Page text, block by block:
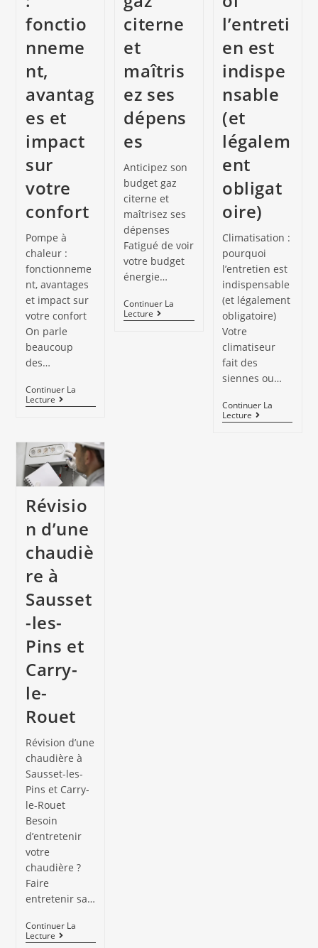
fonctio
nneme
nt,
avantag
es et
impact
sur
votre
confort
Pompe à
chaleur :
fonctionneme
nt, avantages
et impact sur
votre confort
On parle
beaucoup
des…
Continuer La
Lecture
citerne
et
maîtris
ez ses
dépens
es
Anticipez son
budget gaz
citerne et
maîtrisez ses
dépenses
Fatigué de voir
votre budget
énergie…
Continuer La
Lecture
l’entreti
en est
indispe
nsable
(et
légalem
ent
obligat
oire)
Climatisation :
pourquoi
l’entretien est
indispensable
(et légalement
obligatoire)
Votre
climatiseur
fait des
siennes ou…
Continuer La
Lecture
Révisio
n d’une
chaudiè
re à
Sausset
-les-
Pins et
Carry-
le-
Rouet
Révision d’une
chaudière à
Sausset-les-
Pins et Carry-
le-Rouet
Besoin
d’entretenir
votre
chaudière ?
Faire
entretenir sa…
Continuer La
Lecture